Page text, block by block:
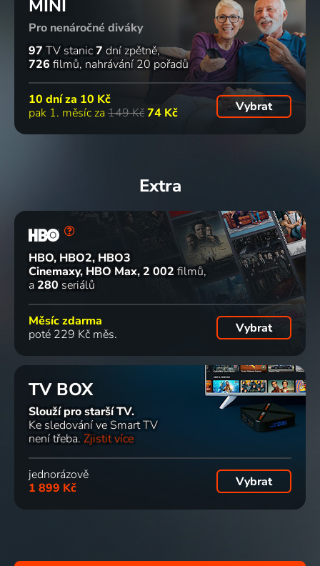
MINI
Pro nenáročné diváky
97 TV stanic7 dní zpětně
726 filmů nahrávání 20 pořadů
10 dní za 10 Kč
pak 1. měsíc za 149 Kč74 Kč Vybrat
Extra
HBO, HBO2, HBO3
Cinemaxy, HBO Max 2 002 filmů
a 280 seriálů
Měsíc zdarma
poté 229 Kč měs.
Vybrat
TV BOX
Slouží pro starší TV.
Ke sledování ve Smart TV
není třeba. Zjistit více
jednorázově
1 899 Kč
Vybrat